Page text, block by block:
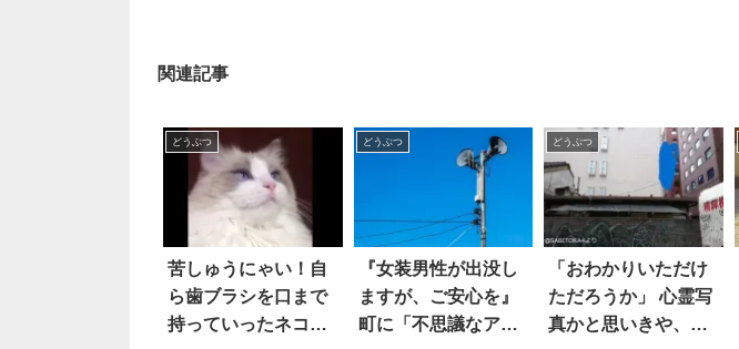
関連記事
どうぶつ
苦しゅうにゃい！自
ら歯ブラシを口まで
持っていったネコ。
どうぶつ
『女装男性が出没し
ますが、ご安心を』
町に「不思議なアナ
どうぶつ
「おわかりいただけ
ただろうか」 心霊写
真かと思いきや、こ